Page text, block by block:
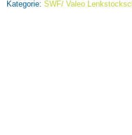
Kategorie: SWF/ Valeo